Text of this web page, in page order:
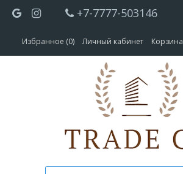
+7-7777-503146
Избранное (0) Личный кабинет Корзина